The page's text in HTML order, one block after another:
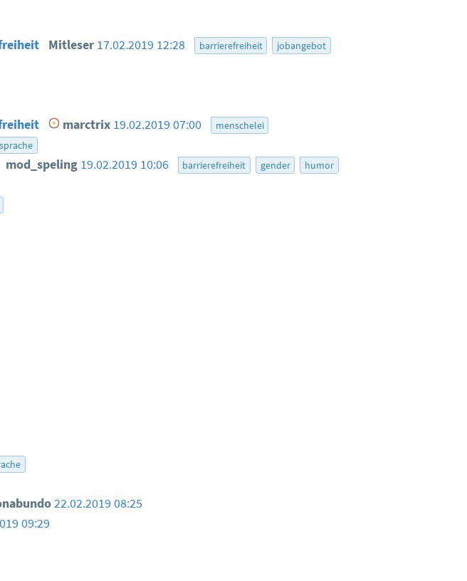
Mitleser 17.02.2019 12:28 barrierefreiheit jobangebot
marctrix 19.02.2019 07:00 menschelei
sprache
mod_speling 19.02.2019 10:06 barrierefreiheit gender humor
22.02.2019 08:25
09:29